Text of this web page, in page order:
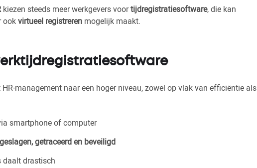
kiezen steeds meer werkgevers voortijdregistratiesoftware, die kan
ookvirtueel registreren mogelijk maakt.
management naar een hoger niveau, zowel op vlak van efficiëntie als
smartphone of computer
getraceerd en beveiligd
daalt drastisch